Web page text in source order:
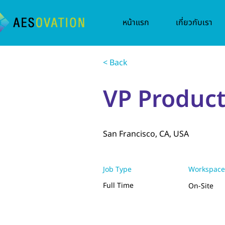
หน้าแรก เกี่ยวกับเรา
< Back
VP Product
San Francisco, CA, USA
Job Type
Full Time
Workspace
On-Site